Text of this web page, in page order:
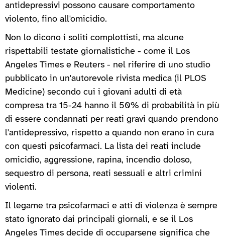
antidepressivi possono causare comportamento
violento, fino all'omicidio.
Non lo dicono i soliti complottisti, ma alcune
rispettabili testate giornalistiche - come il Los
Angeles Times e Reuters - nel riferire di uno studio
pubblicato in un'autorevole rivista medica (il PLOS
Medicine) secondo cui i giovani adulti di età
compresa tra 15-24 hanno il 50% di probabilità in più
di essere condannati per reati gravi quando prendono
l'antidepressivo, rispetto a quando non erano in cura
con questi psicofarmaci. La lista dei reati include
omicidio, aggressione, rapina, incendio doloso,
sequestro di persona, reati sessuali e altri crimini
violenti.
Il legame tra psicofarmaci e atti di violenza è sempre
stato ignorato dai principali giornali, e se il Los
Angeles Times decide di occuparsene significa che